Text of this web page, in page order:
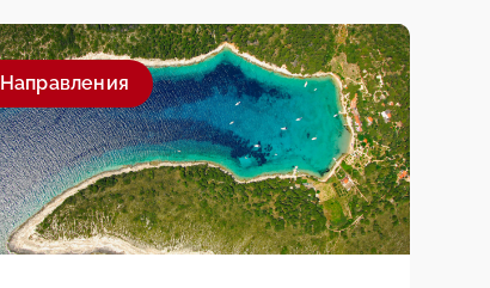
Направления